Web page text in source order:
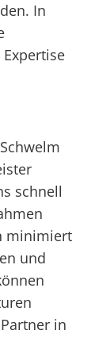
In
schnell
minimiert
und
in